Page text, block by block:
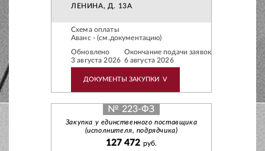
ЛЕНИНА, Д. 13А
Схема оплаты
Аванс - (см.документацию)
Обновлено
3 августа 2026
Окончание подачи заявок
6 августа 2026
ДОКУМЕНТЫ ЗАКУПКИ V
№ 223-ФЗ
Закупка у единственного поставщика
(исполнителя, подрядчика)
127 472 руб.